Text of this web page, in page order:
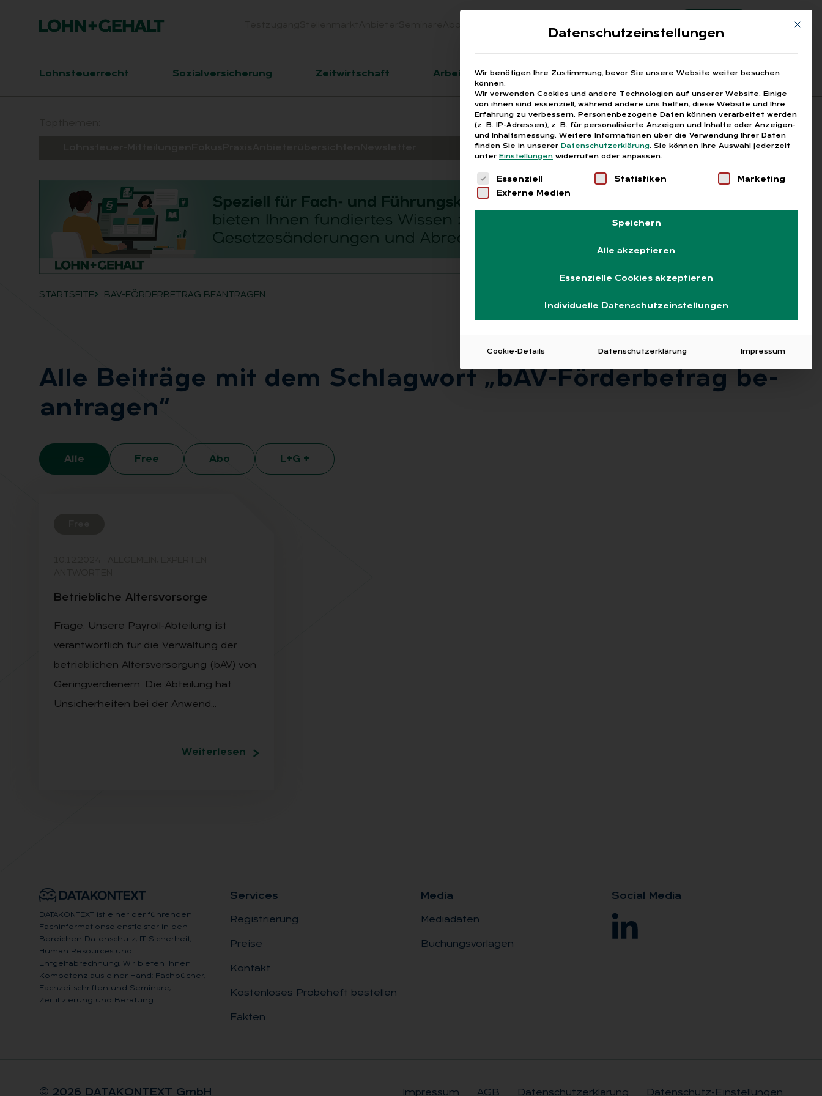
Suchen
Registrierung
Hauptnavigation
Lohnsteuerrecht Sozialversicherung Zeitwirtschaft Arbeitsrecht Fragen aus den ARGEn Printausgaben
Breadcrumb-Navigation
STARTSEITE BAV-FÖRDERBETRAG BEANTRAGEN
Alle Bei­trä­ge mit dem Schlag­wort „bAV-För­der­be­trag be­
an­tra­gen“
Alle Free Abo L+G +
Be­trieb­li­che Al­ters­vor­sor­ge
Frage: Unsere Payroll-Abteilung ist
verantwortlich für die Verwaltung der
betrieblichen Altersversorgung (bAV) von
Geringverdienern. Die Abteilung hat
Unsicherheiten bei der Anwend…
Weiterlesen
DATAKONTEXT ist einer der führenden
Fachinformationsdienstleister in den
Bereichen Datenschutz, IT-Sicherheit,
Human Resources und
Entgeltabrechnung. Wir bieten Ihnen
Kompetenz aus einer Hand: Fachbücher,
Fachzeitschriften und Seminare,
Zertifizierung und Beratung.
Ser­vices
Registrierung
Preise
Kontakt
Kostenloses Probeheft bestellen
Fakten
Me­dia
Mediadaten
Buchungsvorlagen
So­ci­al Me­dia
© 2026 DA­TA­KON­TEXT GmbH Impressum AGB Datenschutzerklärung Datenschutz-Einstellungen
Mit
Datenschutzeinstellungen
Wir benötigen Ihre Zustimmung, bevor Sie unsere Website weiter besuchen
können.
Wir verwenden Cookies und andere Technologien auf unserer Website. Einige
von ihnen sind essenziell, während andere uns helfen, diese Website und Ihre
Erfahrung zu verbessern. Personenbezogene Daten können verarbeitet werden
(z. B. IP-Adressen), z. B. für personalisierte Anzeigen und Inhalte oder Anzeigen-
und Inhaltsmessung. Weitere Informationen über die Verwendung Ihrer Daten
finden Sie in unserer Datenschutzerklärung. Sie können Ihre Auswahl jederzeit
unter Einstellungen widerrufen oder anpassen.
Es folgt eine Liste der Service-Gruppen, für die eine
Essenziell Statistiken
Marketing
Externe Medien
Speichern
Alle akzeptieren
Essenzielle Cookies akzeptieren
Individuelle Datenschutzeinstellungen
Cookie-Details Datenschutzerklärung Impressum